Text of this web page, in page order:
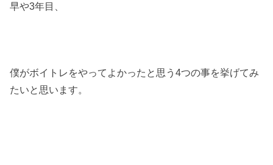
早や3年目、
僕がボイトレをやってよかったと思う4つの事を挙げてみ
たいと思います。